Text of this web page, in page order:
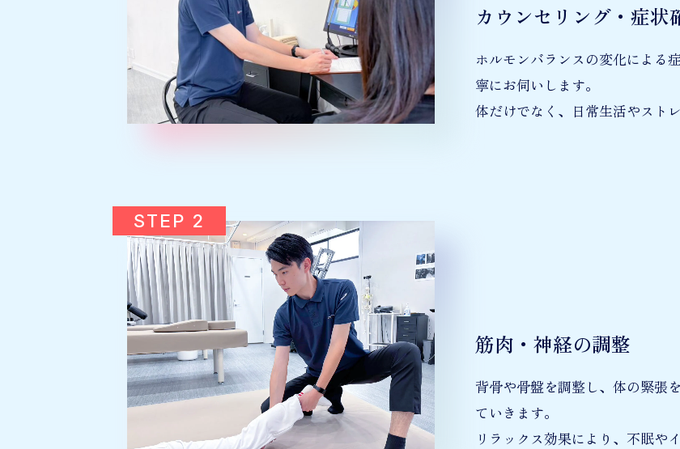
カウンセリング・症状
ホルモンバランスの変化による
寧にお伺いします。
体だけでなく、日常生活やスト
STEP 2
筋肉・神経の調整
背骨や骨盤を調整し、体の緊張
ていきます。
リラックス効果により、不眠や